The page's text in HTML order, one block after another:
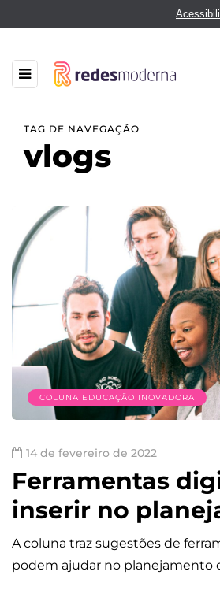
TAG DE NAVEGAÇÃO
vlogs
COLUNA EDUCAÇÃO INOVADORA
14 de fevereiro de 2022
Ferramentas
inserir no
A coluna traz sugestões de
podem ajudar no planejamento